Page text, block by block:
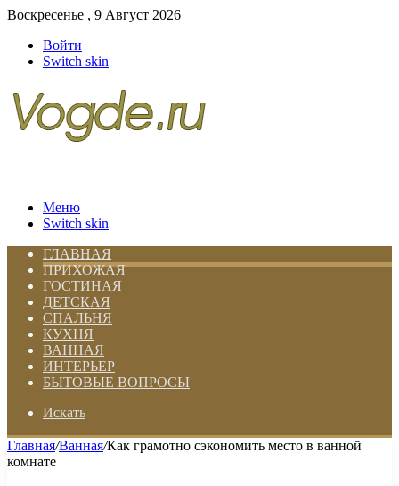
Воскресенье , 9 Август 2026
Войти
Switch skin
Меню
Switch skin
ГЛАВНАЯ
ПРИХОЖАЯ
ГОСТИНАЯ
ДЕТСКАЯ
СПАЛЬНЯ
КУХНЯ
ВАННАЯ
ИНТЕРЬЕР
БЫТОВЫЕ ВОПРОСЫ
Искать
Главная/Ванная/Как грамотно сэкономить место в ванной
комнате